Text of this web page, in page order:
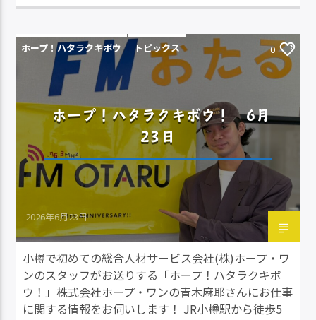
ホープ！ハタラクキボウ トピックス 0
ホープ！ハタラクキボウ！ 6月
23日
2026年6月23日
小樽で初めての総合人材サービス会社(株)ホープ・ワ
ンのスタッフがお送りする「ホープ！ハタラクキボ
ウ！」株式会社ホープ・ワンの青木麻耶さんにお仕事
に関する情報をお伺いします！ JR小樽駅から徒歩5